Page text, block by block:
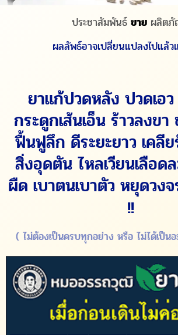
ประชาสัมพันธ์ ขาย ผลิต
ผลลัพธ์อาจเปลี่ยนแปลงไปแล้
ยาแก้ปวดหลัง ปวดเอ
กระดูกเส้นเอ็น ร้าวลงขา
ฟื้นฟูลึก ดีระยะยาว เคลี
สิ่งอุดตัน ไหลเวียนเลือด
ผืด เบาตนเบาตัว หยุดวง
!!
( ไม่ต้องเป็นครบทุกอย่าง หรือ ไม่ได้เป็น